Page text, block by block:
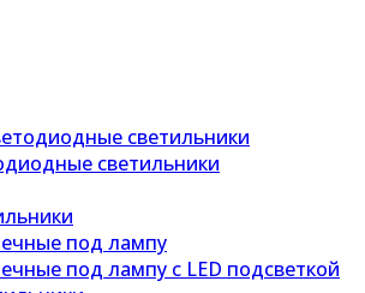
светильники
светильники
под лампу
под лампу с LED подсветкой